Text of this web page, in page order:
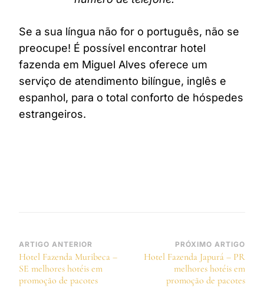
Se a sua língua não for o português, não se
preocupe! É possível encontrar hotel
fazenda em Miguel Alves oferece um
serviço de atendimento bilíngue, inglês e
espanhol, para o total conforto de hóspedes
estrangeiros.
Navegação
de
post
ARTIGO ANTERIOR
Hotel Fazenda Muribeca –
SE melhores hotéis em
promoção de pacotes
PRÓXIMO ARTIGO
Hotel Fazenda Japurá – PR
melhores hotéis em
promoção de pacotes